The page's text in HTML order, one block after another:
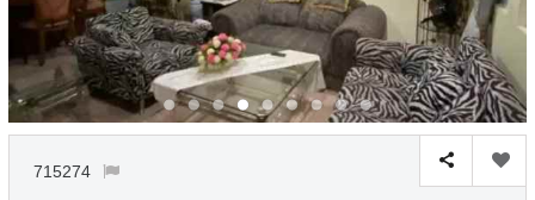
715274
Simpan